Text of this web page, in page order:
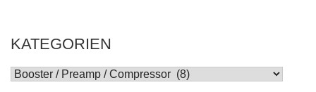
KATEGORIEN
KATEGORIEN